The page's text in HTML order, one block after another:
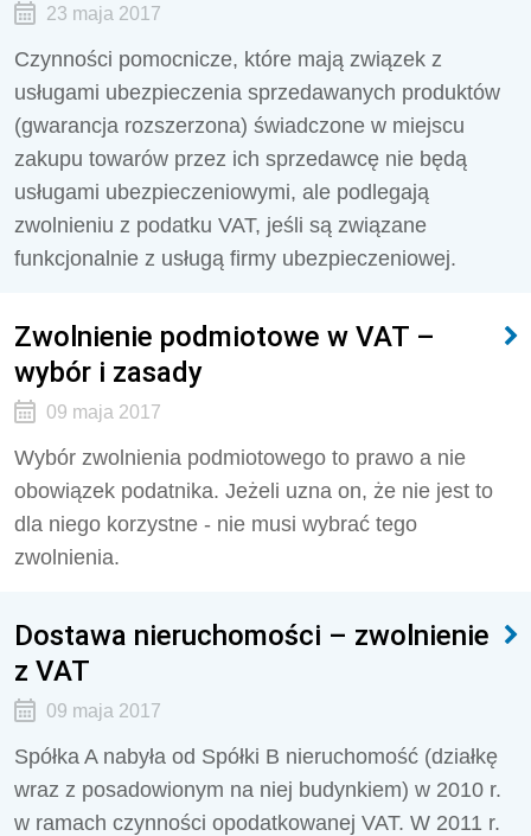
23 maja 2017
Czynności pomocnicze, które mają związek z
usługami ubezpieczenia sprzedawanych produktów
(gwarancja rozszerzona) świadczone w miejscu
zakupu towarów przez ich sprzedawcę nie będą
usługami ubezpieczeniowymi, ale podlegają
zwolnieniu z podatku VAT, jeśli są związane
funkcjonalnie z usługą firmy ubezpieczeniowej.
Zwolnienie podmiotowe w VAT –
wybór i zasady
09 maja 2017
Wybór zwolnienia podmiotowego to prawo a nie
obowiązek podatnika. Jeżeli uzna on, że nie jest to
dla niego korzystne - nie musi wybrać tego
zwolnienia.
Dostawa nieruchomości – zwolnienie
z VAT
09 maja 2017
Spółka A nabyła od Spółki B nieruchomość (działkę
wraz z posadowionym na niej budynkiem) w 2010 r.
w ramach czynności opodatkowanej VAT. W 2011 r.